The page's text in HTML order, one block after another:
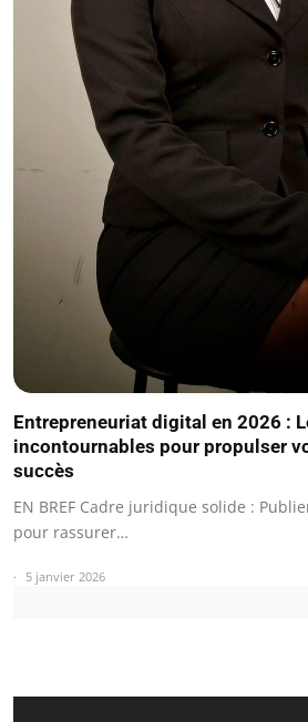
Entrepreneuriat digital en 2026 :
incontournables pour propulser
succès
EN BREF Cadre juridique solide :
pour rassurer…
5 janvier 2026